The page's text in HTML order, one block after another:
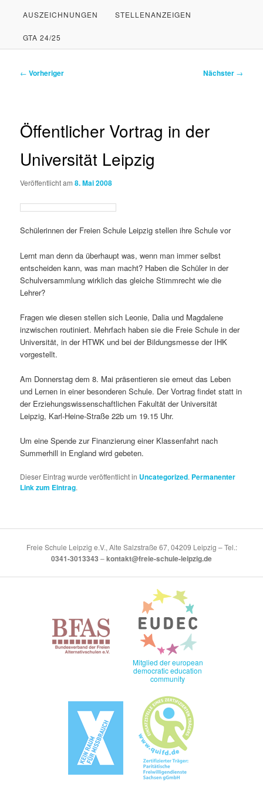
PRIMÄREN
INHALT
SPRINGEN
SEKUNDÄREN
INHALT
SPRINGEN
AUSZEICHNUNGEN STELLENANZEIGEN
GTA 24/25
Beitragsnavigation
← Vorheriger Nächster →
Öffentlicher Vortrag in der
Universität Leipzig
Veröffentlicht am8. Mai 2008
Schülerinnen der Freien Schule Leipzig stellen ihre Schule vor
Lernt man denn da überhaupt was, wenn man immer selbst
entscheiden kann, was man macht? Haben die Schüler in der
Schulversammlung wirklich das gleiche Stimmrecht wie die
Lehrer?
Fragen wie diesen stellen sich Leonie, Dalia und Magdalene
inzwischen routiniert. Mehrfach haben sie die Freie Schule in der
Universität, in der HTWK und bei der Bildungsmesse der IHK
vorgestellt.
Am Donnerstag dem 8. Mai präsentieren sie erneut das Leben
und Lernen in einer besonderen Schule. Der Vortrag findet statt in
der Erziehungswissenschaftlichen Fakultät der Universität
Leipzig, Karl-Heine-Straße 22b um 19.15 Uhr.
Um eine Spende zur Finanzierung einer Klassenfahrt nach
Summerhill in England wird gebeten.
Dieser Eintrag wurde veröffentlicht in Uncategorized. Permanenter
Link zum Eintrag.
Freie Schule Leipzig e.V., Alte Salzstraße 67, 04209 Leipzig – Tel.:
0341-3013343 –kontakt@freie-schule-leipzig.de
Mitglied der european
democratic education
community